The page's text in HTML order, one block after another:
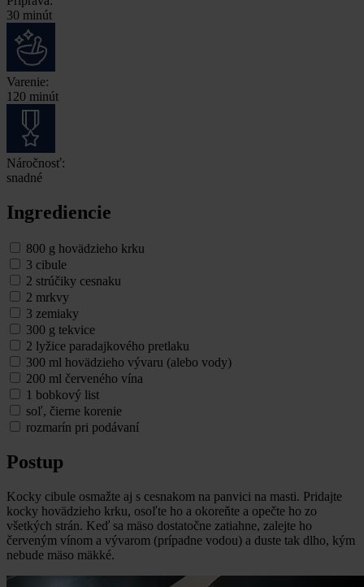
30 minút
Varenie:
120 minút
Náročnosť:
snadné
Ingrediencie
800 g hovädzieho krku
3 cibule
2 strúčiky cesnaku
2 mrkvy
3 zemiaky
300 g tekvice
2 lyžice paradajkového pretlaku
300 ml hovädzieho vývaru (alebo vody)
200 ml červeného vína
1 bobkový list
soľ, čierne korenie
rozmarín pri podávaní
Postup
Kocky cibule osmažte aj s cesnakom na panvici na masti. Pridajte
kocky hovädzieho krku, osoľte ho a okoreňte a opečte ho zo
všetkých strán. Keď sa mäso dostatočne zatiahne, zalejte ho
červeným vínom a vývarom (prípadne vodou) a duste tak dlho, kým
nebude mäso mäkké.